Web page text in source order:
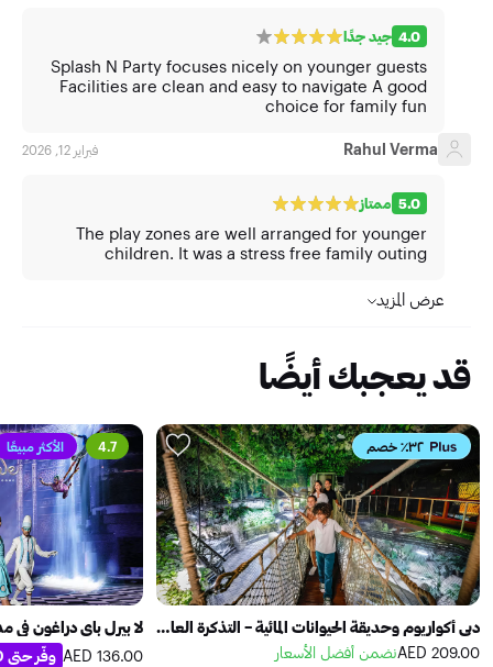
4.0 جيد جدًا
Splash N Party focuses nicely on younger guests
Facilities are clean and easy to navigate A good
choice for family fun
Rahul Verma فبراير 12, 2026
5.0 ممتاز
The play zones are well arranged for younger
children. It was a stress free family outing
عرض المزيد
قد يعجبك أيضًا
٣٢٪ خصم
دبي أكواريوم وحديقة الحيوانات المائية – التذكرة العادية
209.00 AED
نضمن أفضل الأسعار
4.7 الأكثر مبيعًا
لا بيرل باي دراغون في
136.00 AED
وفّر حتى 20%